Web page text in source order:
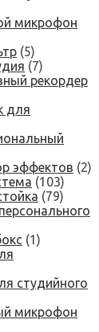
микрофон
(5)
(7)
рекордер
для
эффектов (2)
(103)
(79)
(1)
студийного
микрофон